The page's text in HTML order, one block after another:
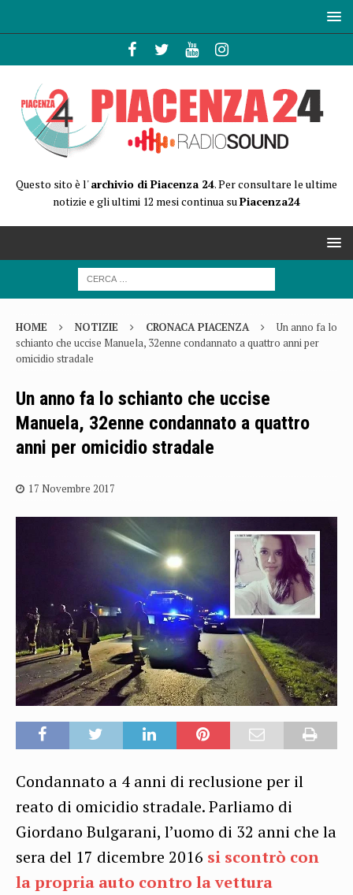
Questo sito è l'archivio di Piacenza 24. Per consultare le ultime
notizie e gli ultimi 12 mesi continua suPiacenza24
HOME NOTIZIE CRONACA PIACENZA
Un anno fa lo
schianto che uccise Manuela, 32enne condannato a quattro anni per
omicidio stradale
Un anno fa lo schianto che uccise
Manuela, 32enne condannato a quattro
anni per omicidio stradale
17 Novembre 2017
Condannato a 4 anni di reclusione per il
reato di omicidio stradale. Parliamo di
Giordano Bulgarani, l’uomo di 32 anni che la
sera del 17 dicembre 2016 si scontrò con
la propria auto contro la vettura